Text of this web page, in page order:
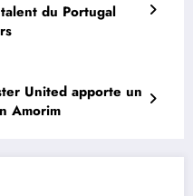
du Portugal
United apporte un
Amorim